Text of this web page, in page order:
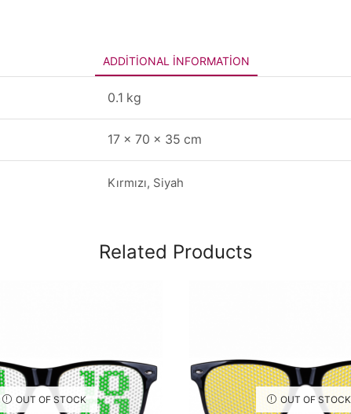
ADDITIONAL INFORMATION
0.1 kg
17 × 70 × 35 cm
Kırmızı, Siyah
Related Products
OUT OF STOCK OUT OF STOCK